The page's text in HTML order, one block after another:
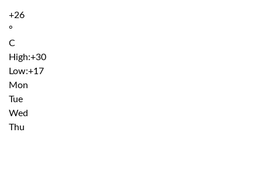
+26
°
C
High:+30
Low:+17
Mon
Tue
Wed
Thu